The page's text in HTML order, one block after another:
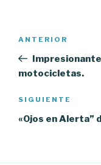
entradas
Entrada
anterior:
ANTERIOR
motocicletas.
Siguiente
entrada
SIGUIENTE
«Ojos en Alerta”